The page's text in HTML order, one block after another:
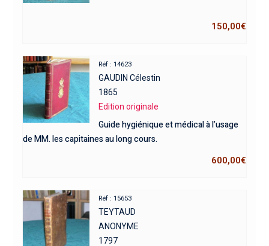
150,00€
Réf : 14623
GAUDIN Célestin
1865
Edition originale
Guide hygiénique et médical à l’usage
de MM. les capitaines au long cours.
600,00€
Réf : 15653
TEYTAUD
ANONYME
1797